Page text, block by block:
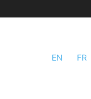
EN FR